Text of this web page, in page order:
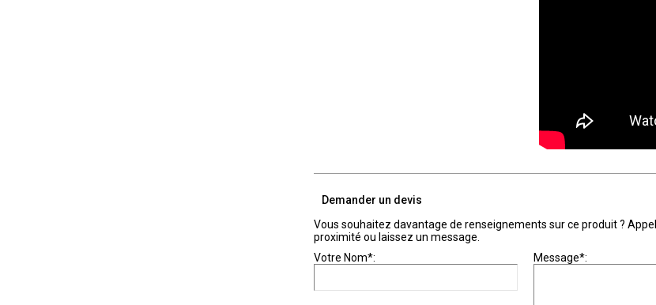
Demander un devis
Vous souhaitez davantage de renseignements sur ce produit ?
proximité ou laissez un message.
Votre Nom*:
Message*: